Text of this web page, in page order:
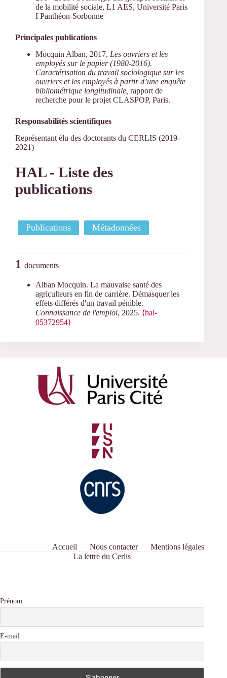
de la mobilité sociale, L1 AES, Université Paris
I Panthéon-Sorbonne
Principales publications
Mocquin Alban, 2017, Les ouvriers et les
employés sur le papier (1980-2016).
Caractérisation du travail sociologique sur les
ouvriers et les employés à partir d’une enquête
bibliométrique longitudinale, rapport de
recherche pour le projet CLASPOP, Paris.
Responsabilités scientifiques
Représentant élu des doctorants du CERLIS (2019-
2021)
HAL - Liste des
publications
Publications Métadonnées
1 documents
Alban Mocquin. La mauvaise santé des
agriculteurs en fin de carrière. Démasquer les
effets différés d'un travail pénible.
Connaissance de l'emploi, 2025. ⟨hal-
05372954⟩
Accueil Nous contacter
Mentions légales
La lettre du Cerlis
Prénom
E-mail